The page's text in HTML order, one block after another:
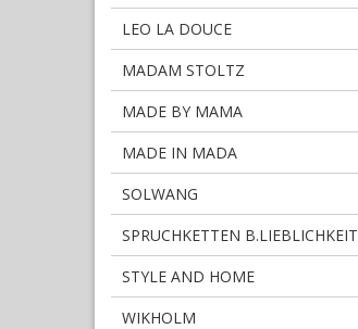
LEO LA DOUCE
MADAM STOLTZ
MADE BY MAMA
MADE IN MADA
SOLWANG
SPRUCHKETTEN B.LIEBLICHKEIT
STYLE AND HOME
WIKHOLM